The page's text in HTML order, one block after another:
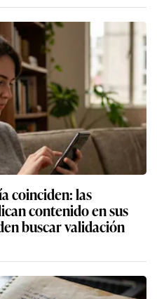
coinciden: las
contenido en sus
buscar validación